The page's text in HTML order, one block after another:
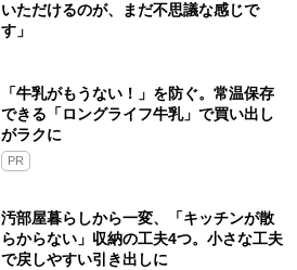
いただけるのが、まだ不思議な感じで
す」
「牛乳がもうない！」を防ぐ。常温保存
できる「ロングライフ牛乳」で買い出し
がラクに
PR
汚部屋暮らしから一変、「キッチンが散
らからない」収納の工夫4つ。小さな工夫
で戻しやすい引き出しに